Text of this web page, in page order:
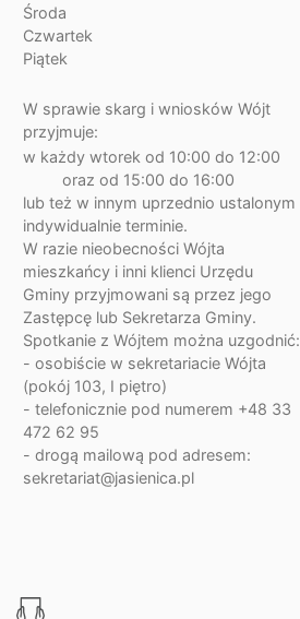
Środa
Czwartek
Piątek
W sprawie skarg i wniosków Wójt
przyjmuje:
w każdy wtorek od 10:00 do 12:00
oraz od 15:00 do 16:00
lub też w innym uprzednio ustalonym
indywidualnie terminie.
W razie nieobecności Wójta
mieszkańcy i inni klienci Urzędu
Gminy przyjmowani są przez jego
Zastępcę lub Sekretarza Gminy.
Spotkanie z Wójtem można uzgodnić:
- osobiście w sekretariacie Wójta
(pokój 103, I piętro)
- telefonicznie pod numerem +48 33
472 62 95
- drogą mailową pod adresem:
sekretariat@jasienica.pl